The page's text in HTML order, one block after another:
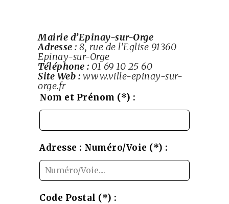
Mairie d’Epinay-sur-Orge
Adresse : 8, rue de l’Eglise 91360
Epinay-sur-Orge
Téléphone : 01 69 10 25 60
Site Web : www.ville-epinay-sur-
orge.fr
Leave
field
Nom et Prénom (*) :
Adresse : Numéro/Voie (*) :
Code Postal (*) :